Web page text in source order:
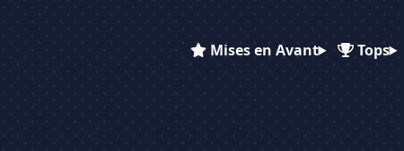
Mises en Avant Tops